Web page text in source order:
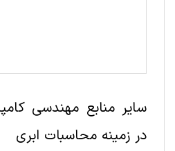
در زمینه محاسبات ابری